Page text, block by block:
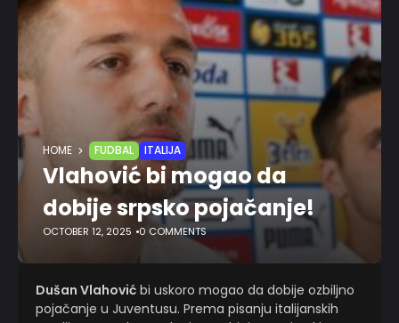
HOME FUDBAL ITALIJA
Vlahović bi mogao da
dobije srpsko pojačanje!
OCTOBER 12, 2025 0 COMMENTS
Dušan Vlahović bi uskoro mogao da dobije ozbiljno
pojačanje u Juventusu. Prema pisanju italijanskih